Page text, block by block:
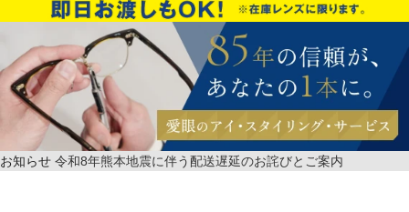
お知らせ 令和8年熊本地震に伴う配送遅延のお詫びとご案内